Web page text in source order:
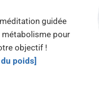
guidée
métabolisme pour
objectif !
poids]